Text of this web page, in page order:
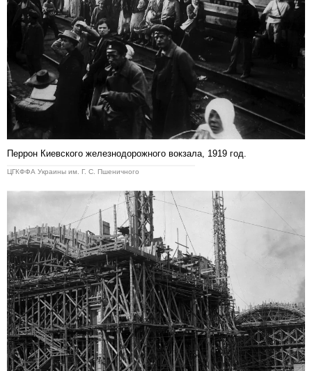
Перрон Киевского железнодорожного вокзала, 1919 год.
ЦГКФФА Украины им. Г. С. Пшеничного